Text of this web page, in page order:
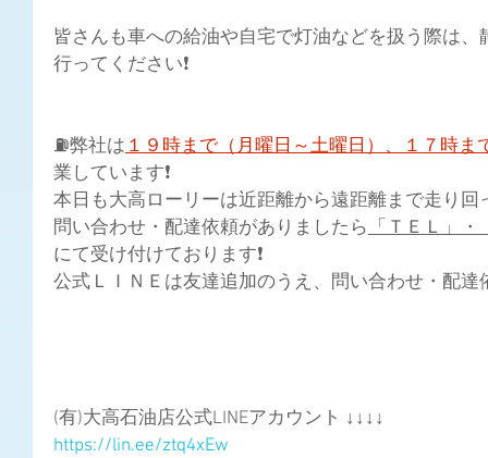
皆さんも車への給油や自宅で灯油などを扱う際は
行ってください❗
⛽弊社は １９時まで（月曜日～土曜日）、１７時ま
業しています❗
本日も大高ローリーは近距離から遠距離まで走り回
問い合わせ・配達依頼がありましたら 「ＴＥＬ」
にて受け付けております❗
公式ＬＩＮＥは友達追加のうえ、問い合わせ・配
(有)大高石油店公式LINEアカウント ↓↓↓↓
https://lin.ee/ztq4xEw